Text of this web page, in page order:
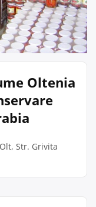
Oltenia
Str. Grivita